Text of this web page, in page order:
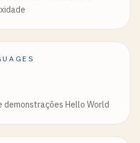
demonstrações Hello World